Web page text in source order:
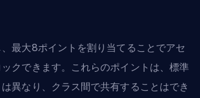
最大8ポイントを割り当てることでアセ
クできます。これらのポイントは、標準
異なり、クラス間で共有することはでき